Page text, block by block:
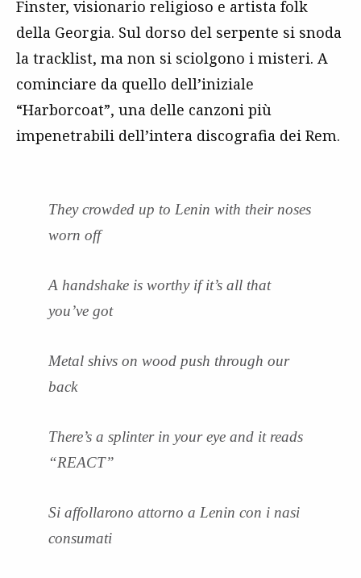
Finster, visionario religioso e artista folk
della Georgia. Sul dorso del serpente si snoda
la tracklist, ma non si sciolgono i misteri. A
cominciare da quello dell’iniziale
“Harborcoat”, una delle canzoni più
impenetrabili dell’intera discografia dei Rem.
They crowded up to Lenin with their noses
worn off
A handshake is worthy if it’s all that
you’ve got
Metal shivs on wood push through our
back
There’s a splinter in your eye and it reads
“REACT”
Si affollarono attorno a Lenin con i nasi
consumati